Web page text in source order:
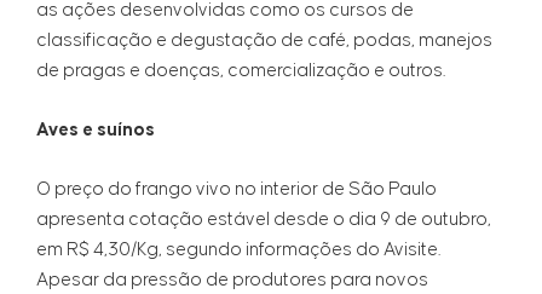
as ações desenvolvidas como os cursos de
classificação e degustação de café, podas, manejos
de pragas e doenças, comercialização e outros.
Aves e suínos
O preço do frango vivo no interior de São Paulo
apresenta cotação estável desde o dia 9 de outubro,
em R$ 4,30/Kg, segundo informações do Avisite.
Apesar da pressão de produtores para novos